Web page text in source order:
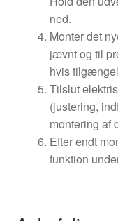
ned.
Monter det
jævnt og til
hvis
Tilslut
(justering,
montering af
Efter endt
funktion